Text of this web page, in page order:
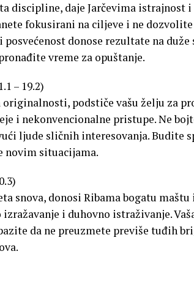
discipline, daje Jarčevima istrajnost
fokusirani na ciljeve i ne
donose rezultate na
vreme za opuštanje.
– 19.2)
podstiče vašu želju za
i nekonvencionalne pristupe. Ne
ljude sličnih interesovanja. Budite
novim situacijama.
snova, donosi Ribama bogatu
i duhovno istraživanje.
da ne preuzmete previše tuđih